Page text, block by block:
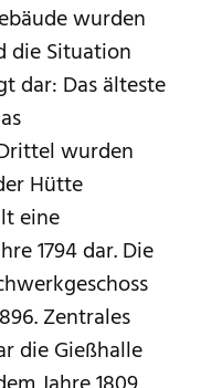
wurden
die Situation
dar: Das älteste
wurden
Hütte
eine
1794 dar. Die
Zentrales
die Gießhalle